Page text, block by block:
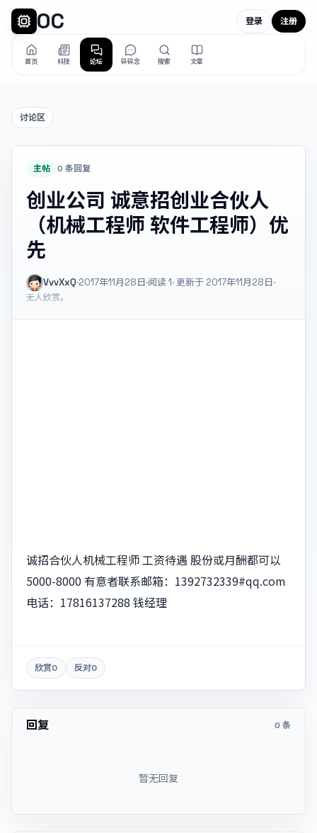
OC
首页 科技 论坛 碎碎念 搜索 文章
登录 注册
讨论区
主帖 0 条回复
创业公司 诚意招创业合伙人
（机械工程师 软件工程师）优
先
VvvXxQ·2017年11月28日·阅读 1· 更新于 2017年11月28日·
无人欣赏。
诚招合伙人机械工程师 工资待遇 股份或月酬都可以
5000-8000 有意者联系邮箱： 1392732339#qq.com
电话：17816137288 钱经理
欣赏0 反对0
回复 0 条
暂无回复